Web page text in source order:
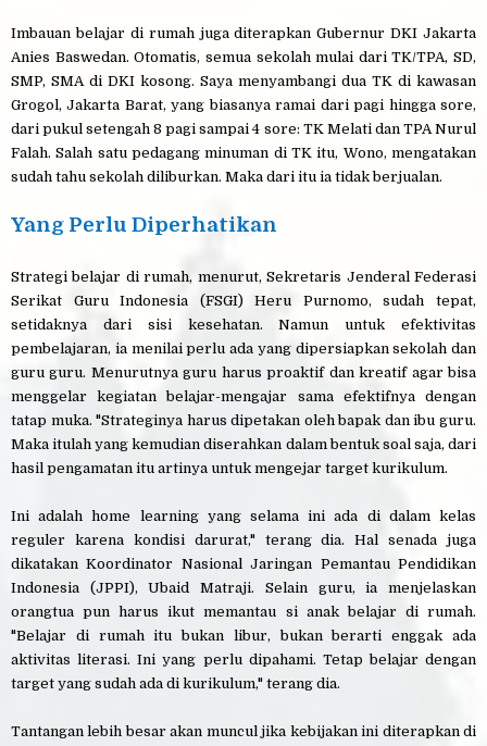
Imbauan belajar di rumah juga diterapkan Gubernur DKI Jakarta
Anies Baswedan. Otomatis, semua sekolah mulai dari TK/TPA, SD,
SMP, SMA di DKI kosong. Saya menyambangi dua TK di kawasan
Grogol, Jakarta Barat, yang biasanya ramai dari pagi hingga sore,
dari pukul setengah 8 pagi sampai 4 sore: TK Melati dan TPA Nurul
Falah. Salah satu pedagang minuman di TK itu, Wono, mengatakan
sudah tahu sekolah diliburkan. Maka dari itu ia tidak berjualan.
Yang Perlu Diperhatikan
Strategi belajar di rumah, menurut, Sekretaris Jenderal Federasi
Serikat Guru Indonesia (FSGI) Heru Purnomo, sudah tepat,
setidaknya dari sisi kesehatan. Namun untuk efektivitas
pembelajaran, ia menilai perlu ada yang dipersiapkan sekolah dan
guru guru. Menurutnya guru harus proaktif dan kreatif agar bisa
menggelar kegiatan belajar-mengajar sama efektifnya dengan
tatap muka. "Strateginya harus dipetakan oleh bapak dan ibu guru.
Maka itulah yang kemudian diserahkan dalam bentuk soal saja, dari
hasil pengamatan itu artinya untuk mengejar target kurikulum.
Ini adalah home learning yang selama ini ada di dalam kelas
reguler karena kondisi darurat," terang dia. Hal senada juga
dikatakan Koordinator Nasional Jaringan Pemantau Pendidikan
Indonesia (JPPI), Ubaid Matraji. Selain guru, ia menjelaskan
orangtua pun harus ikut memantau si anak belajar di rumah.
"Belajar di rumah itu bukan libur, bukan berarti enggak ada
aktivitas literasi. Ini yang perlu dipahami. Tetap belajar dengan
target yang sudah ada di kurikulum," terang dia.
Tantangan lebih besar akan muncul jika kebijakan ini diterapkan di